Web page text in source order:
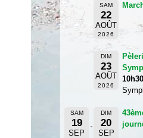
SAM
22
AOÛT
2026
DIM
23
AOÛT
2026
10h30
SAM
19
SEP
DIM
20
SEP